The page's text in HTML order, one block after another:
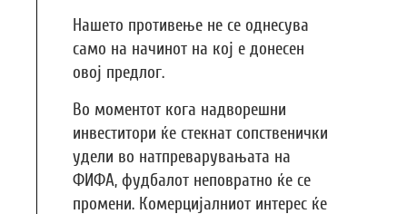
Нашето противење не се однесува
само на начинот на кој е донесен
овој предлог.
Во моментот кога надворешни
инвеститори ќе стекнат сопственички
удели во натпреварувањата на
ФИФА, фудбалот неповратно ќе се
промени. Комерцијалниот интерес ќе